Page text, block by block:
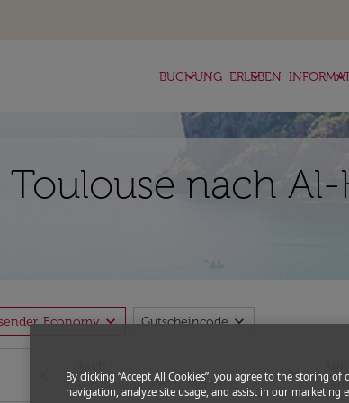
BUCHUNG
keyboard_arrow_down ERLEBEN
keyboard_arrow_down keyboard_arrow_down
Toulouse nach
Economyexpand_more Gutscheincodeexpand_more
close
fc-
14/
By clicking “Accept All Cookies”, you agree to the storing
navigation, analyze site usage, and assist in our marketing